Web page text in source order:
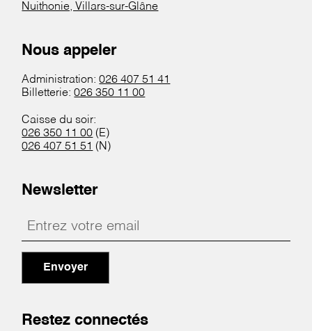
Nuithonie, Villars-sur-Glâne
Nous appeler
Administration:026 407 51 41
Billetterie:026 350 11 00
Caisse du soir:
026 350 11 00 (E)
026 407 51 51 (N)
Newsletter
Envoyer
Restez connectés